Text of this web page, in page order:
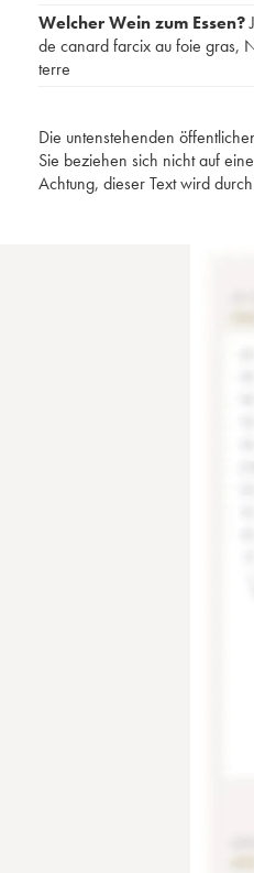
Welcher Wein zum Essen?
de canard farcix au foie gras,
terre
Die untenstehenden
Sie beziehen sich nicht auf
Achtung, dieser Text wird